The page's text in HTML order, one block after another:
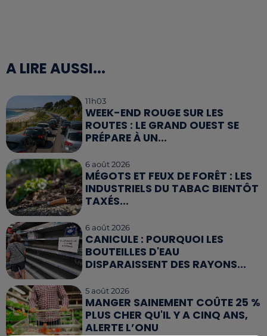
A LIRE AUSSI...
11h03
WEEK-END ROUGE SUR LES
ROUTES : LE GRAND OUEST SE
PRÉPARE À UN...
6 août 2026
MÉGOTS ET FEUX DE FORÊT : LES
INDUSTRIELS DU TABAC BIENTÔT
TAXÉS...
6 août 2026
CANICULE : POURQUOI LES
BOUTEILLES D'EAU
DISPARAISSENT DES RAYONS...
5 août 2026
MANGER SAINEMENT COÛTE 25 %
PLUS CHER QU'IL Y A CINQ ANS,
ALERTE L’ONU